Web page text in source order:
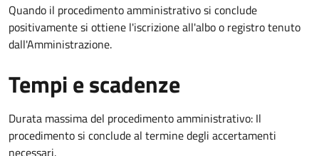
Quando il procedimento amministrativo si conclude
positivamente si ottiene l'iscrizione all'albo o registro tenuto
dall'Amministrazione.
Tempi e scadenze
Durata massima del procedimento amministrativo: Il
procedimento si conclude al termine degli accertamenti
necessari.